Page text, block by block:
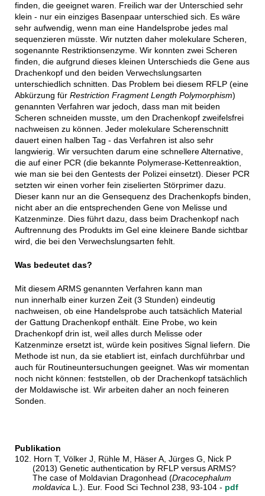
finden, die geeignet waren. Freilich war der Unterschied sehr
klein - nur ein einziges Basenpaar unterschied sich. Es wäre
sehr aufwendig, wenn man eine Handelsprobe jedes mal
sequenzieren müsste. Wir nutzten daher molekulare Scheren,
sogenannte Restriktionsenzyme. Wir konnten zwei Scheren
finden, die aufgrund dieses kleinen Unterschieds die Gene aus
Drachenkopf und den beiden Verwechslungsarten
unterschiedlich schnitten. Das Problem bei diesem RFLP (eine
Abkürzung für Restriction Fragment Length Polymorphism)
genannten Verfahren war jedoch, dass man mit beiden
Scheren schneiden musste, um den Drachenkopf zweifelsfrei
nachweisen zu können. Jeder molekulare Scherenschnitt
dauert einen halben Tag - das Verfahren ist also sehr
langwierig. Wir versuchten darum eine schnellere Alternative,
die auf einer PCR (die bekannte Polymerase-Kettenreaktion,
wie man sie bei den Gentests der Polizei einsetzt). Dieser PCR
setzten wir einen vorher fein ziselierten Störprimer dazu.
Dieser kann nur an die Gensequenz des Drachenkopfs binden,
nicht aber an die entsprechenden Gene von Melisse und
Katzenminze. Dies führt dazu, dass beim Drachenkopf nach
Auftrennung des Produkts im Gel eine kleinere Bande sichtbar
wird, die bei den Verwechslungsarten fehlt.
Was bedeutet das?
Mit diesem ARMS genannten Verfahren kann man
nun innerhalb einer kurzen Zeit (3 Stunden) eindeutig
nachweisen, ob eine Handelsprobe auch tatsächlich Material
der Gattung Drachenkopf enthält. Eine Probe, wo kein
Drachenkopf drin ist, weil alles durch Melisse oder
Katzenminze ersetzt ist, würde kein positives Signal liefern. Die
Methode ist nun, da sie etabliert ist, einfach durchführbar und
auch für Routineuntersuchungen geeignet. Was wir momentan
noch nicht können: feststellen, ob der Drachenkopf tatsächlich
der Moldawische ist. Wir arbeiten daher an noch feineren
Sonden.
Publikation
102. Horn T, Völker J, Rühle M, Häser A, Jürges G, Nick P
(2013) Genetic authentication by RFLP versus ARMS?
The case of Moldavian Dragonhead (Dracocephalum
moldavicaL.). Eur. Food Sci Technol 238, 93-104 - pdf